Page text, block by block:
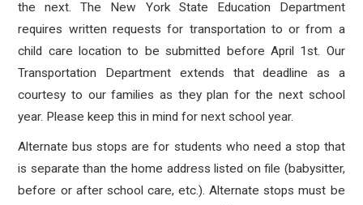
the next. The New York State Education Department
requires written requests for transportation to or from a
child care location to be submitted before April 1st. Our
Transportation Department extends that deadline as a
courtesy to our families as they plan for the next school
year. Please keep this in mind for next school year.
Alternate bus stops are for students who need a stop that
is separate than the home address listed on file (babysitter,
before or after school care, etc.).Alternate stops must be